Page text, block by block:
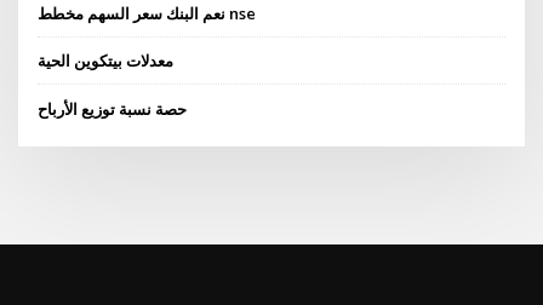
نعم البنك سعر السهم مخطط nse
معدلات بيتكوين الحية
حصة نسبة توزيع الأرباح